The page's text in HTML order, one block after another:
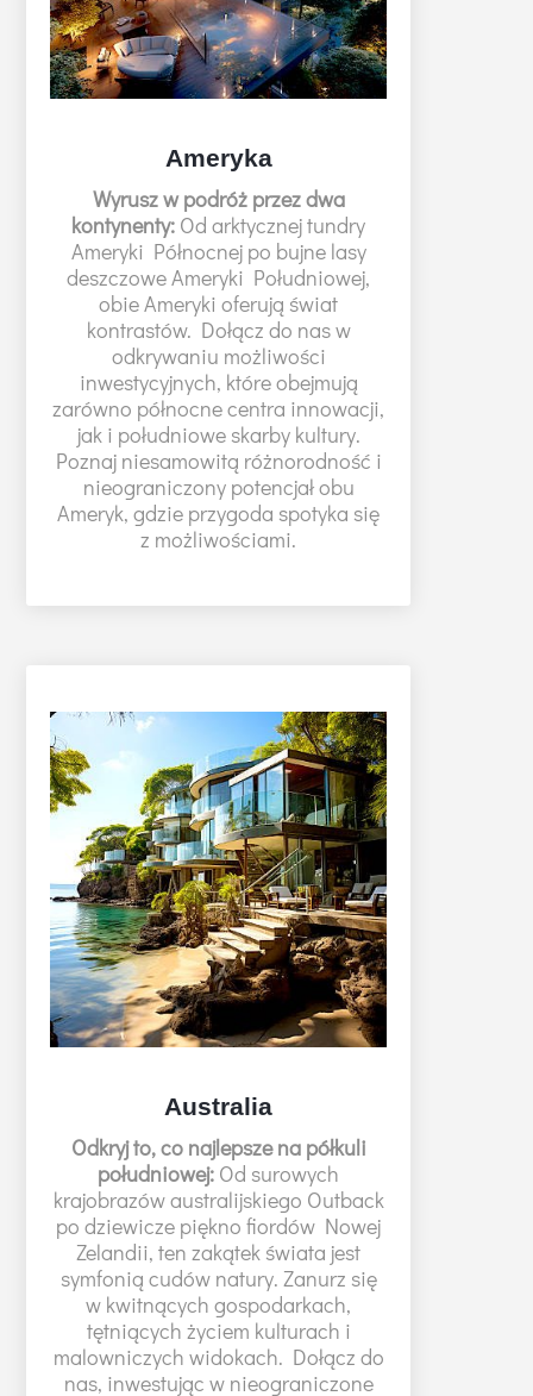
Ameryka
Wyrusz w podróż przez dwa
kontynenty: Od arktycznej tundry
Ameryki Północnej po bujne lasy
deszczowe Ameryki Południowej,
obie Ameryki oferują świat
kontrastów. Dołącz do nas w
odkrywaniu możliwości
inwestycyjnych, które obejmują
zarówno północne centra innowacji,
jak i południowe skarby kultury.
Poznaj niesamowitą różnorodność i
nieograniczony potencjał obu
Ameryk, gdzie przygoda spotyka się
z możliwościami.
Australia
Odkryj to, co najlepsze na półkuli
południowej: Od surowych
krajobrazów australijskiego Outback
po dziewicze piękno fiordów Nowej
Zelandii, ten zakątek świata jest
symfonią cudów natury. Zanurz się
w kwitnących gospodarkach,
tętniących życiem kulturach i
malowniczych widokach. Dołącz do
nas, inwestując w nieograniczone